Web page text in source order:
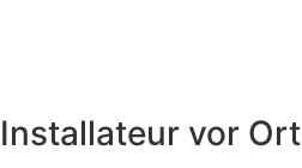
Installateur vor Ort